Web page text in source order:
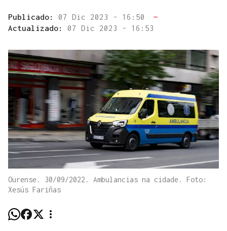
Publicado: 07 Dic 2023 - 16:50
—
Actualizado: 07 Dic 2023 - 16:53
Ourense. 30/09/2022. Ambulancias na cidade. Foto:
Xesús Fariñas